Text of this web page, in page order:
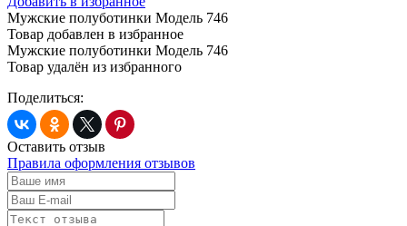
Мужские полуботинки Модель 746
Товар добавлен в избранное
Мужские полуботинки Модель 746
Товар удалён из избранного
Поделиться:
Оставить отзыв
Правила оформления отзывов